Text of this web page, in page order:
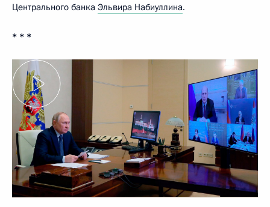
Центрального банка Эльвира Набиуллина.
* * *